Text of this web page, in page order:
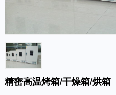
精密高温烤箱/干燥箱/烘箱